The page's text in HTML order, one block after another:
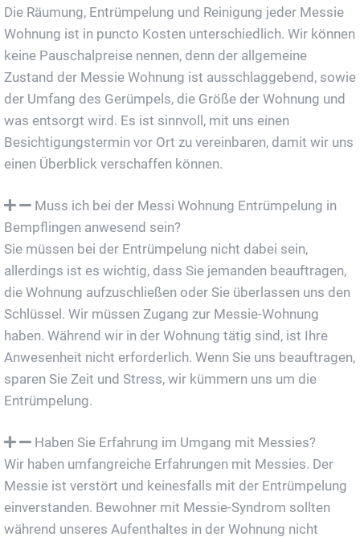
Die Räumung, Entrümpelung und Reinigung jeder Messie
Wohnung ist in puncto Kosten unterschiedlich. Wir können
keine Pauschalpreise nennen, denn der allgemeine
Zustand der Messie Wohnung ist ausschlaggebend, sowie
der Umfang des Gerümpels, die Größe der Wohnung und
was entsorgt wird. Es ist sinnvoll, mit uns einen
Besichtigungstermin vor Ort zu vereinbaren, damit wir uns
einen Überblick verschaffen können.
Muss ich bei der Messi Wohnung Entrümpelung in
Bempflingen anwesend sein?
Sie müssen bei der Entrümpelung nicht dabei sein,
allerdings ist es wichtig, dass Sie jemanden beauftragen,
die Wohnung aufzuschließen oder Sie überlassen uns den
Schlüssel. Wir müssen Zugang zur Messie-Wohnung
haben. Während wir in der Wohnung tätig sind, ist Ihre
Anwesenheit nicht erforderlich. Wenn Sie uns beauftragen,
sparen Sie Zeit und Stress, wir kümmern uns um die
Entrümpelung.
Haben Sie Erfahrung im Umgang mit Messies?
Wir haben umfangreiche Erfahrungen mit Messies. Der
Messie ist verstört und keinesfalls mit der Entrümpelung
einverstanden. Bewohner mit Messie-Syndrom sollten
während unseres Aufenthaltes in der Wohnung nicht